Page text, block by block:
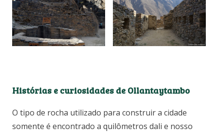
Histórias e curiosidades de Ollantaytambo
O tipo de rocha utilizado para construir a cidade
somente é encontrado a quilômetros dali e nosso